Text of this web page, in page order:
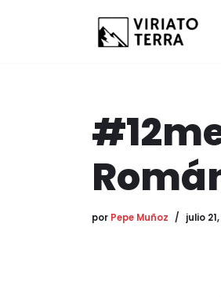
por Pepe Muñoz julio